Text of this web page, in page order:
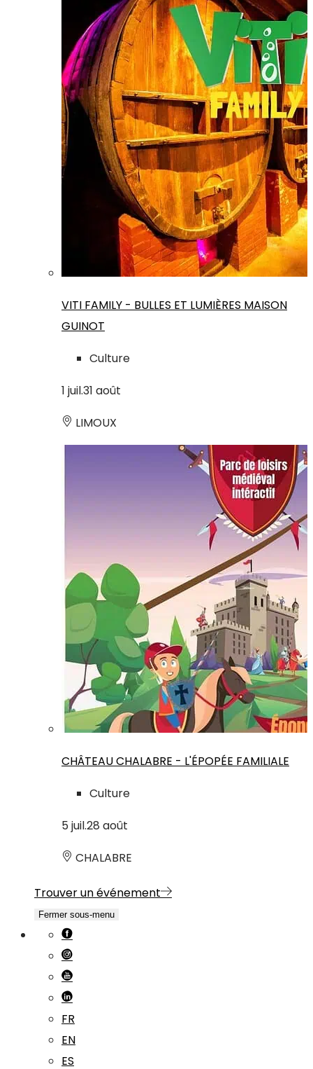
VITI FAMILY - BULLES ET LUMIÈRES MAISON
GUINOT
Culture
1 juil.31 août
LIMOUX
CHÂTEAU CHALABRE - L'ÉPOPÉE FAMILIALE
Culture
5 juil.28 août
CHALABRE
Trouver un événement
Fermer sous-menu
FR
EN
ES